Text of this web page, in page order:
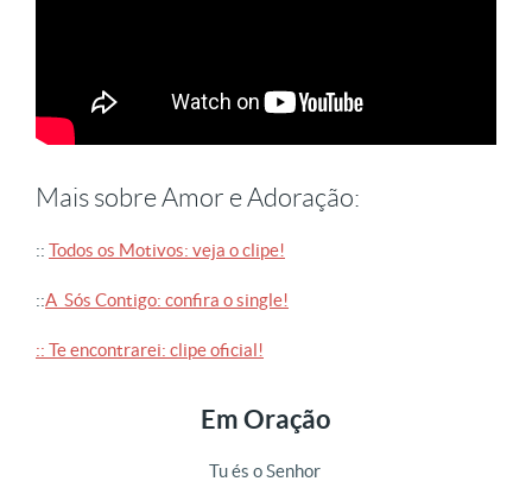
Mais sobre Amor e Adoração:
:: Todos os Motivos: veja o clipe!
::A Sós Contigo: confira o single!
:: Te encontrarei: clipe oficial!
Em Oração
Tu és o Senhor